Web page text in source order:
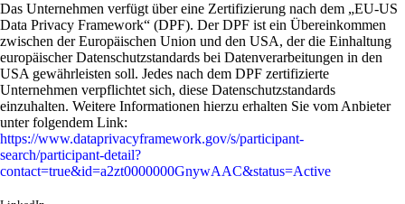
Das Unternehmen verfügt über eine Zertifizierung nach dem „EU-US
Data Privacy Framework“ (DPF). Der DPF ist ein Übereinkommen
zwischen der Europäischen Union und den USA, der die Einhaltung
europäischer Datenschutzstandards bei Datenverarbeitungen in den
USA gewährleisten soll. Jedes nach dem DPF zertifizierte
Unternehmen verpflichtet sich, diese Datenschutzstandards
einzuhalten. Weitere Informationen hierzu erhalten Sie vom Anbieter
unter folgendem Link:
https://www.dataprivacyframework.gov/s/participant-
search/participant-detail?
contact=true&id=a2zt0000000GnywAAC&status=Active